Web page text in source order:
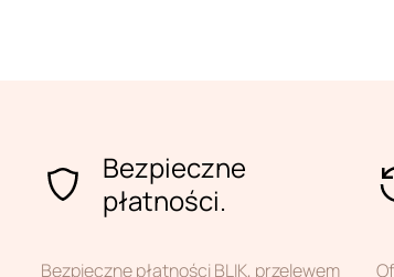
Bezpieczne
płatności.
Bezpieczne płatności BLIK, przelewem